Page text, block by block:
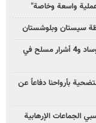
واسعة وخاصة"
سيستان وبلوشستان
وزارة الأمن الإيرانية: اعتقال 21 عميلاً للموساد و4 أشرار مسلح في
بأرواحنا دفاعاً عن